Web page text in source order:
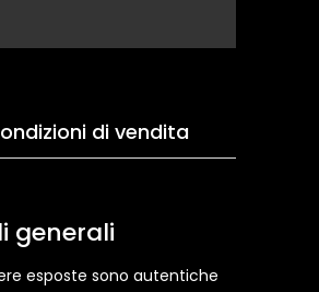
di vendita
generali
esposte sono autentiche